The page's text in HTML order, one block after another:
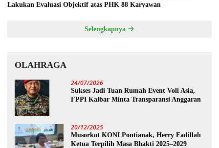
Lakukan Evaluasi Objektif atas PHK 88 Karyawan
Selengkapnya
OLAHRAGA
24/07/2026
Sukses Jadi Tuan Rumah Event Voli Asia,
FPPI Kalbar Minta Transparansi Anggaran
20/12/2025
Musorkot KONI Pontianak, Herry Fadillah
Ketua Terpilih Masa Bhakti 2025–2029